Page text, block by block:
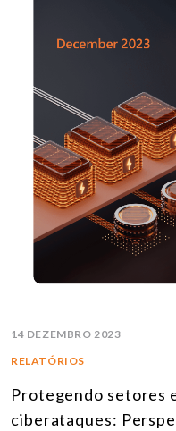
14 DEZEMBRO 2023
RELATÓRIOS
Protegendo setores
ciberataques: